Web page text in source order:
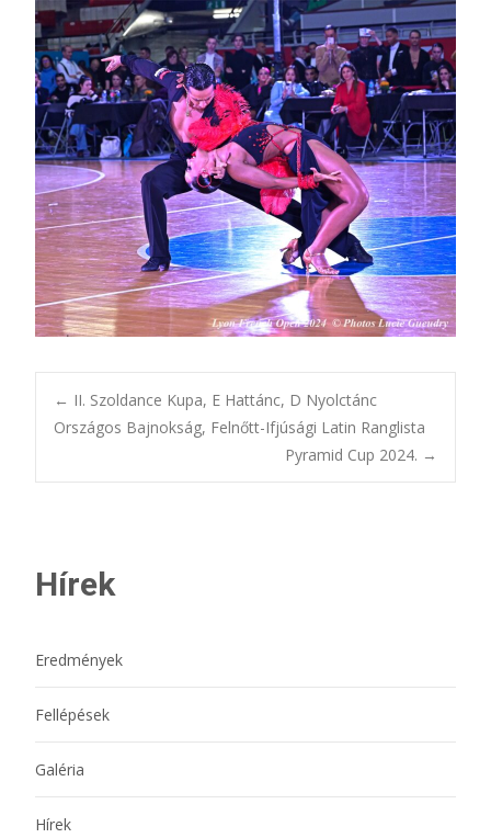
← II. Szoldance Kupa, E Hattánc, D Nyolctánc
Országos Bajnokság, Felnőtt-Ifjúsági Latin Ranglista
Pyramid Cup 2024. →
Hírek
Eredmények
Fellépések
Galéria
Hírek